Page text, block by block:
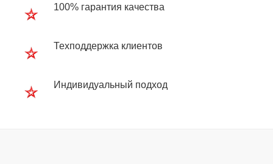
100% гарантия качества
Техподдержка клиентов
Индивидуальный подход